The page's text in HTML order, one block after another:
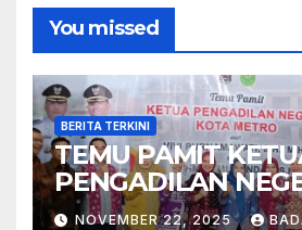
You missed
BERITA TERKINI
TEMU PAMIT
PENGADILAN
I B METRO
NOVEMBER 22, 2025